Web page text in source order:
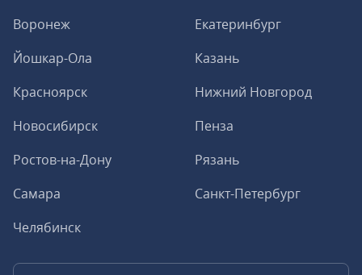
Воронеж
Екатеринбург
Йошкар-Ола
Казань
Красноярск
Нижний Новгород
Новосибирск
Пенза
Ростов-на-Дону
Рязань
Самара
Санкт-Петербург
Челябинск